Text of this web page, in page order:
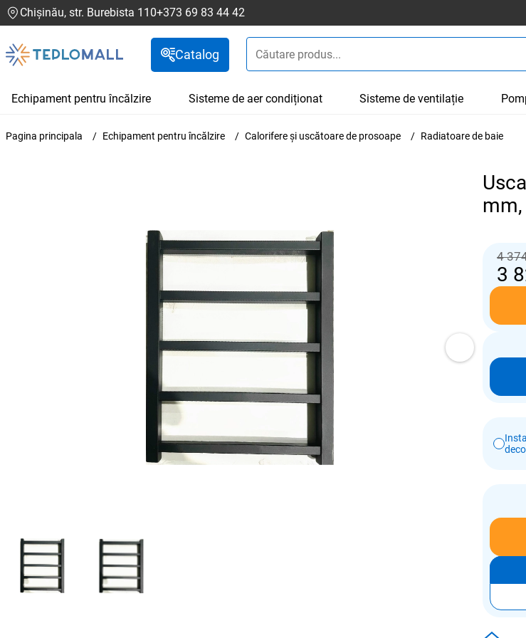
Chișinău, str. Burebista 110+373 69 83 44 42
Catalog
Echipament pentru încălzire Sisteme de aer condiționat Sisteme de ventilație
Pagina principala Echipament pentru încălzire Calorifere și uscătoare de prosoape Radiatoare de baie
4
3